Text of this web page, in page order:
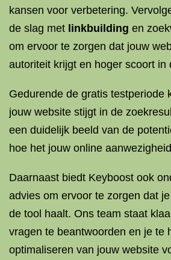
kansen voor verbetering.
de slag met linkbuilding en
om ervoor te zorgen dat jouw
autoriteit krijgt en hoger scoort in
Gedurende de gratis testperiode
jouw website stijgt in de
een duidelijk beeld van de
hoe het jouw online
Daarnaast biedt Keyboost ook
advies om ervoor te zorgen dat
de tool haalt. Ons team staat
vragen te beantwoorden en je te
optimaliseren van jouw website